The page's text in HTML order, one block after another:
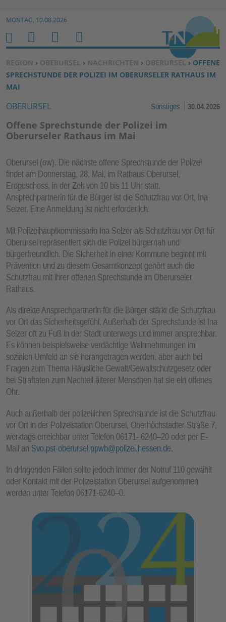
Zum Inhalt springen ↓
MONTAG, 10.08.2026
SIE BEFINDEN SICH HIER:
REGION › OBERURSEL › NACHRICHTEN › OBERURSEL › OFFENE
SPRECHSTUNDE DER POLIZEI IM OBERURSELER RATHAUS IM
MAI
OBERURSEL Sonstiges 30.04.2026
Offene Sprechstunde der Polizei im
Oberurseler Rathaus im Mai
Oberursel (ow). Die nächste offene Sprechstunde der Polizei
findet am Donnerstag, 28. Mai, im Rathaus Oberursel,
Erdgeschoss, in der Zeit von 10 bis 11 Uhr statt.
Ansprechpartnerin für die Bürger ist die Schutzfrau vor Ort, Ina
Selzer. Eine Anmeldung ist nicht erforderlich.
Mit Polizeihauptkommissarin Ina Selzer als Schutzfrau vor Ort für
Oberursel repräsentiert sich die Polizei bürgernah und
bürgerfreundlich. Die Sicherheit in einer Kommune beginnt mit
Prävention und zu diesem Gesamtkonzept gehört auch die
Schutzfrau mit ihrer offenen Sprechstunde im Oberurseler
Rathaus.
Als direkte Ansprechpartnerin für die Bürger stärkt die Schutzfrau
vor Ort das Sicherheitsgefühl. Außerhalb der Sprechstunde ist Ina
Selzer oft zu Fuß in der Stadt unterwegs und immer ansprechbar.
Es können beispielsweise verdächtige Wahrnehmungen im
sozialen Umfeld an sie herangetragen werden, aber auch bei
Fragen zum Thema Häusliche Gewalt/Gewaltschutzgesetz oder
bei Straftaten zum Nachteil älterer Menschen hat sie ein offenes
Ohr.
Auch außerhalb der polizeilichen Sprechstunde ist die Schutzfrau
vor Ort in der Polizeistation Oberursel, Oberhöchstadter Straße 7,
werktags erreichbar unter Telefon 06171- 6240–20 oder per E-
Mail an Svo.pst-oberursel.ppwh@polizei.hessen.de.
In dringenden Fällen sollte jedoch immer der Notruf 110 gewählt
oder Kontakt mit der Polizeistation Oberursel aufgenommen
werden unter Telefon 06171-6240–0.
H
O
M
E
M
E
N
S
U
C
B
E
N
E
R
U
N
K
TI
O
N
E
N